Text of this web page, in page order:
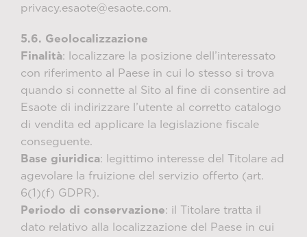
privacy.esaote@esaote.com.
5.6. Geolocalizzazione
Finalità: localizzare la posizione dell’interessato
con riferimento al Paese in cui lo stesso si trova
quando si connette al Sito al fine di consentire ad
Esaote di indirizzare l’utente al corretto catalogo
di vendita ed applicare la legislazione fiscale
conseguente.
Base giuridica: legittimo interesse del Titolare ad
agevolare la fruizione del servizio offerto (art.
6(1)(f) GDPR).
Periodo di conservazione: il Titolare tratta il
dato relativo alla localizzazione del Paese in cui